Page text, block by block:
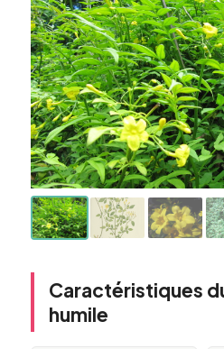
Caractéristiques
humile